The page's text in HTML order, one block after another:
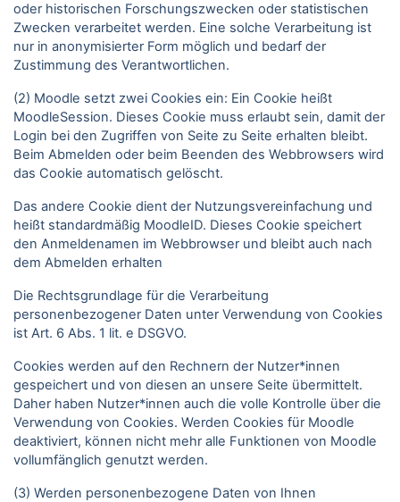
oder historischen Forschungszwecken oder statistischen
Zwecken verarbeitet werden. Eine solche Verarbeitung ist
nur in anonymisierter Form möglich und bedarf der
Zustimmung des Verantwortlichen.
(2) Moodle setzt zwei Cookies ein: Ein Cookie heißt
MoodleSession. Dieses Cookie muss erlaubt sein, damit der
Login bei den Zugriffen von Seite zu Seite erhalten bleibt.
Beim Abmelden oder beim Beenden des Webbrowsers wird
das Cookie automatisch gelöscht.
Das andere Cookie dient der Nutzungsvereinfachung und
heißt standardmäßig MoodleID. Dieses Cookie speichert
den Anmeldenamen im Webbrowser und bleibt auch nach
dem Abmelden erhalten
Die Rechtsgrundlage für die Verarbeitung
personenbezogener Daten unter Verwendung von Cookies
ist Art. 6 Abs. 1 lit. e DSGVO.
Cookies werden auf den Rechnern der Nutzer*innen
gespeichert und von diesen an unsere Seite übermittelt.
Daher haben Nutzer*innen auch die volle Kontrolle über die
Verwendung von Cookies. Werden Cookies für Moodle
deaktiviert, können nicht mehr alle Funktionen von Moodle
vollumfänglich genutzt werden.
(3) Werden personenbezogene Daten von Ihnen